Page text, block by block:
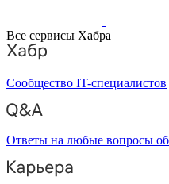
Все сервисы Хабра
Сообщество IT-специалистов
Ответы на любые вопросы